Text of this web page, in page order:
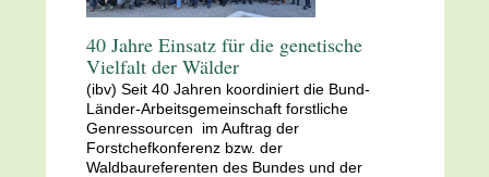
40 Jahre Einsatz für die genetische
Vielfalt der Wälder
(ibv) Seit 40 Jahren koordiniert die Bund-
Länder-Arbeitsgemeinschaft forstliche
Genressourcen im Auftrag der
Forstchefkonferenz bzw. der
Waldbaureferenten des Bundes und der